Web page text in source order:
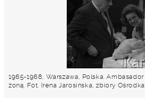
1965-1968, Warszawa, Polska.
żoną. Fot. Irena Jarosińska, zbiory